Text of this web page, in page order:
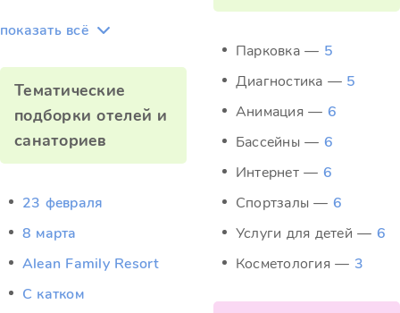
показать всё
Тематические
подборки отелей и
санаториев
23 февраля
8 марта
Alean Family Resort
C катком
Парковка — 5
Диагностика — 5
Анимация — 6
Бассейны — 6
Интернет — 6
Спортзалы — 6
Услуги для детей — 6
Косметология — 3